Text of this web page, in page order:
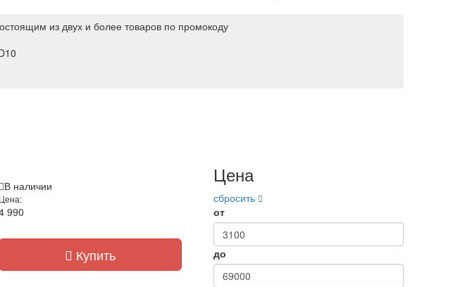
из двух и более товаров по промокоду
В наличии
Цена:
990
Купить
Цена
сбросить
от
до